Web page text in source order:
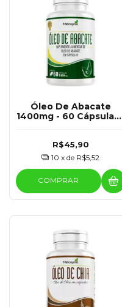
Óleo De Abacate
1400mg - 60 Cápsulas -
R$45,90
10 x de R$5,52
COMPRAR